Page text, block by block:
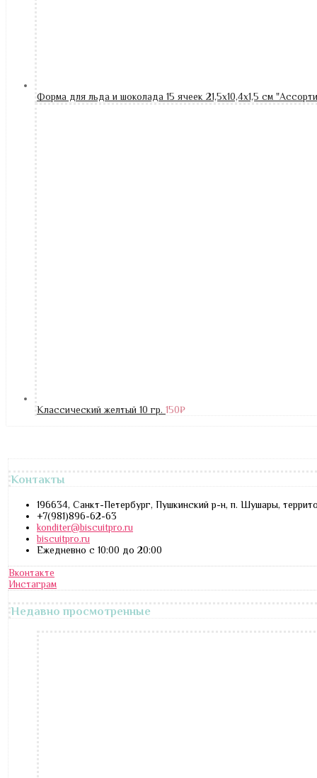
Форма для льда и шоколада 15 ячеек 21,5х10,4х1,5 см
Классический желтый 10 гр. 150₽
Контакты
196634, Санкт-Петербург, Пушкинский р-н, п. Шушары,
+7(981)896-62-63
konditer@biscuitpro.ru
biscuitpro.ru
Ежедневно с 10:00 до 20:00
Вконтакте
Инстаграм
Недавно просмотренные